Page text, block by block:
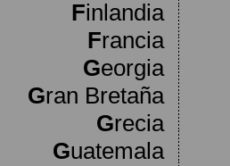
Finlandia
Francia
Georgia
Gran Bretaña
Grecia
Guatemala